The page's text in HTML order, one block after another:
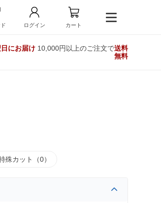
ログイン カート
にお届け10,000円以上のご注文で送料
無料
殊カット（0）